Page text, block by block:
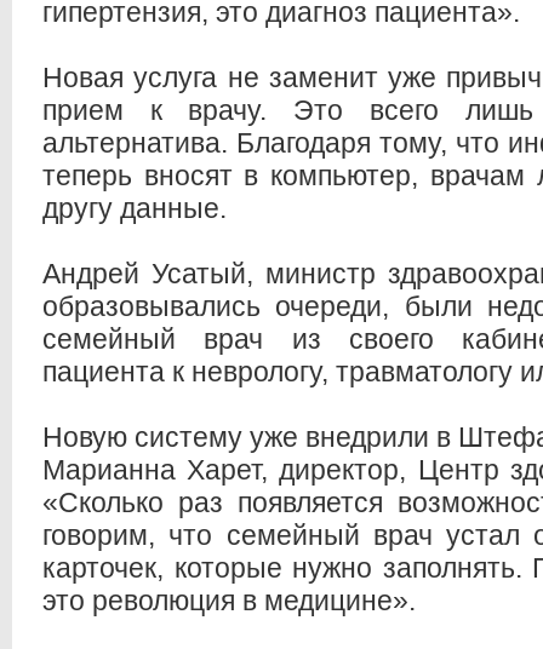
гипертензия, это диагноз пациента».
Новая услуга не заменит уже
прием к врачу. Это всего лишь
альтернатива. Благодаря тому, что
теперь вносят в компьютер, врачам
другу данные.
Андрей Усатый, министр
образовывались очереди, были
семейный врач из своего
пациента к неврологу, травматологу
Новую систему уже внедрили в
Марианна Харет, директор, Центр
«Сколько раз появляется
говорим, что семейный врач устал
карточек, которые нужно
это революция в медицине».